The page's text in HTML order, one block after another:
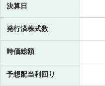
決算日
発行済株式数
時価総額
予想配当利回り